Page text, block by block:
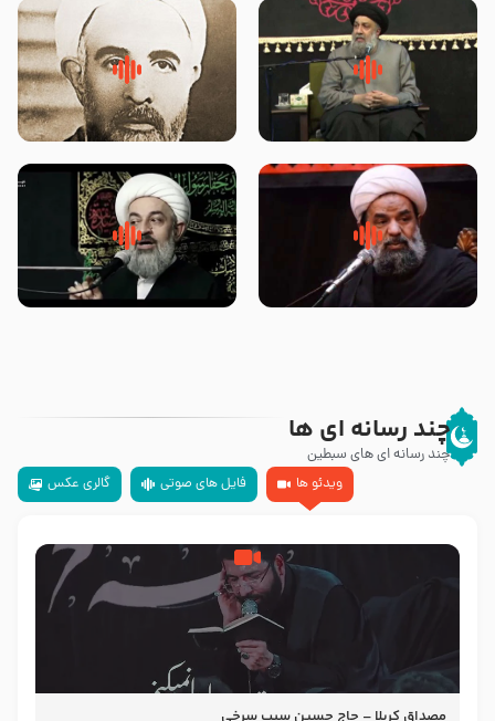
لقب حضرت رقیه سلام الله علیها به
چه معناست – حجت الاسلام علوی
روضه‌ی مجلس یزید ملعون و
اسارت اهل‌بیت علیهم‌السلام –
محدث زاده
سلام جوانی که امام حسین علیه
السلام خودش جوابش را دادند
زیارتی که اسباب رزق زیاد و عمر
طولانی است حجت السلام حسین
چند رسانه ای ها
چند رسانه ای های سبطین
ویدئو ها
فایل های صوتی گالری عکس
مصداق کربلا – حاج حسین سیب سرخی